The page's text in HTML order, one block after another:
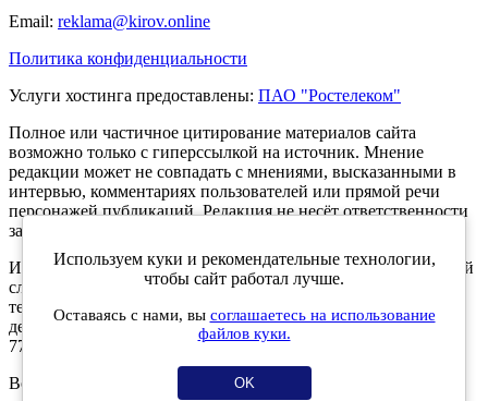
Email: reklama@kirov.online
Политика конфиденциальности
Услуги хостинга предоставлены: ПАО "Ростелеком"
Полное или частичное цитирование материалов сайта
возможно только с гиперссылкой на источник. Мнение
редакции может не совпадать с мнениями, высказанными в
интервью, комментариях пользователей или прямой речи
персонажей публикаций. Редакция не несёт ответственности
за текст комментариев читателей.
Интернет-портал Kirov.online зарегистрирован в Федеральной
службе по надзору в сфере связи, информационных
технологий и массовых коммуникаций (Роскомнадзор) 5
декабря 2019 года. Регистрационный номер ЭЛ № ФС 77 -
77189.
Возрастное ограничение 12+
Используем куки и рекомендательные технологии,
чтобы сайт работал лучше.
Оставаясь с нами, вы соглашаетесь на использование
файлов куки.
OK